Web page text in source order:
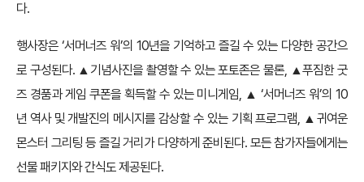
다.
행사장은 ‘서머너즈 워’의 10년을 기억하고 즐길 수 있는 다양한 공간으
로 구성된다. ▲기념사진을 촬영할 수 있는 포토존은 물론, ▲푸짐한 굿
즈 경품과 게임 쿠폰을 획득할 수 있는 미니게임, ▲ ‘서머너즈 워’의 10
년 역사 및 개발진의 메시지를 감상할 수 있는 기획 프로그램, ▲귀여운
몬스터 그리팅 등 즐길 거리가 다양하게 준비된다. 모든 참가자들에게는
선물 패키지와 간식도 제공된다.